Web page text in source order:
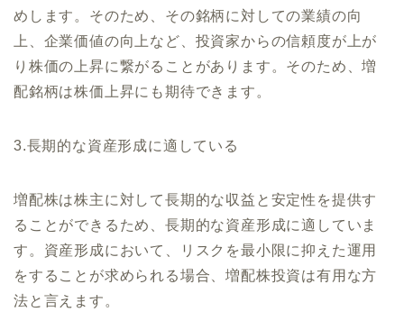
めします。そのため、その銘柄に対しての業績の向
上、企業価値の向上など、投資家からの信頼度が上が
り株価の上昇に繋がることがあります。そのため、増
配銘柄は株価上昇にも期待できます。
3.長期的な資産形成に適している
増配株は株主に対して長期的な収益と安定性を提供す
ることができるため、長期的な資産形成に適していま
す。資産形成において、リスクを最小限に抑えた運用
をすることが求められる場合、増配株投資は有用な方
法と言えます。